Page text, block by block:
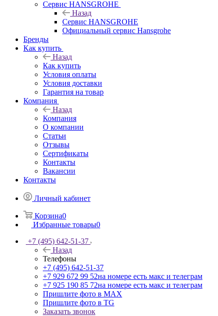
Сервис HANSGROHE
Назад
Сервис HANSGROHE
Официальный сервис Hansgrohe
Бренды
Как купить
Назад
Как купить
Условия оплаты
Условия доставки
Гарантия на товар
Компания
Назад
Компания
О компании
Статьи
Отзывы
Сертификаты
Контакты
Вакансии
Контакты
Личный кабинет
Корзина0
Избранные товары0
+7 (495) 642-51-37
Назад
Телефоны
+7 (495) 642-51-37
+7 929 672 99 52на номере есть макс и телеграм
+7 925 190 85 72на номере есть макс и телеграм
Пришлите фото в MAX
Пришлите фото в TG
Заказать звонок